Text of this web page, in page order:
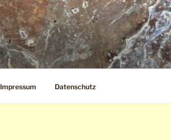
Impressum Datenschutz